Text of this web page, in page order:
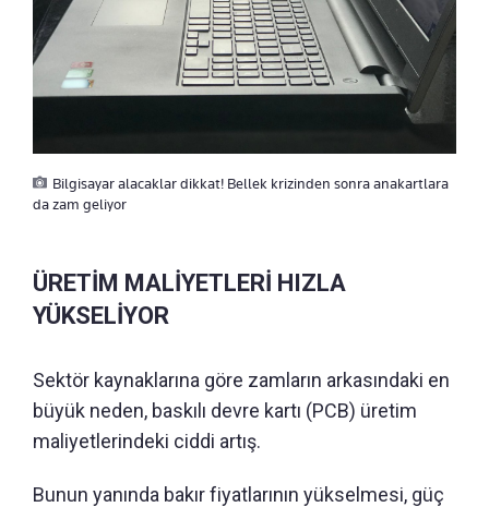
Bilgisayar alacaklar dikkat! Bellek krizinden sonra anakartlara
da zam geliyor
ÜRETİM MALİYETLERİ HIZLA
YÜKSELİYOR
Sektör kaynaklarına göre zamların arkasındaki en
büyük neden, baskılı devre kartı (PCB) üretim
maliyetlerindeki ciddi artış.
Bunun yanında bakır fiyatlarının yükselmesi, güç